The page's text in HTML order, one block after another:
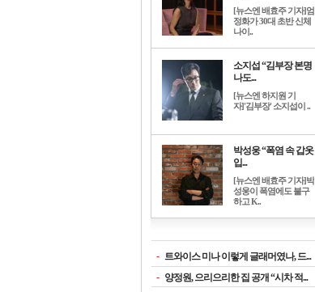
[뉴스엔 배효주 기자]엄
정화가 30대 초반 신체
나이..
소지섭 “김부장 본명
나도...
[뉴스엔 하지원 기
자]'김부장' 소지섭이 ..
박성웅 “폭염 속 갑옷
입...
[뉴스엔 배효주 기자]박
성웅이 폭염에도 불구
하고 K..
- 트와이스 미나 이렇게 글래머였나, 드...
- 양정원, 으리으리한 집 공개 “시차 적...